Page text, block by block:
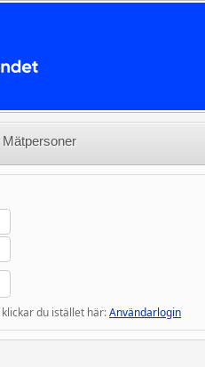
du istället här:Användarlogin